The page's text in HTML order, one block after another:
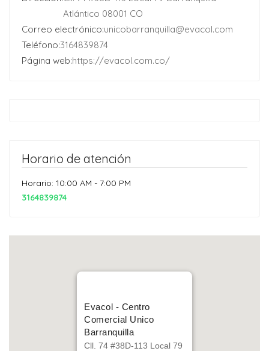
Atlántico 08001 CO
Correo electrónico:unicobarranquilla@evacol.com
Teléfono:3164839874
Página web:https://evacol.com.co/
Horario de atención
Horario: 10:00 AM - 7:00 PM
3164839874
Evacol - Centro
Comercial Unico
Barranquilla
Cll. 74 #38D-113 Local 79